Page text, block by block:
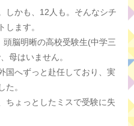
しかも、12人も。そんなシチ
します。
脳明晰の高校受験生(中学三
母はいません。
国へずっと赴任しており、実
た。
ちょっとしたミスで受験に失